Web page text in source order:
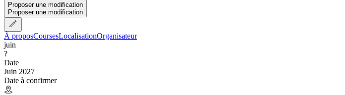
Proposer une modification
Proposer une modification
À proposCoursesLocalisationOrganisateur
juin
?
Date
Juin 2027
Date à confirmer